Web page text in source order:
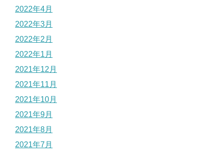
2022年4月
2022年3月
2022年2月
2022年1月
2021年12月
2021年11月
2021年10月
2021年9月
2021年8月
2021年7月